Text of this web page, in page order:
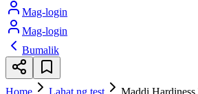
Mag-login
Mag-login
Bumalik
Home Lahat ng test
Maddi